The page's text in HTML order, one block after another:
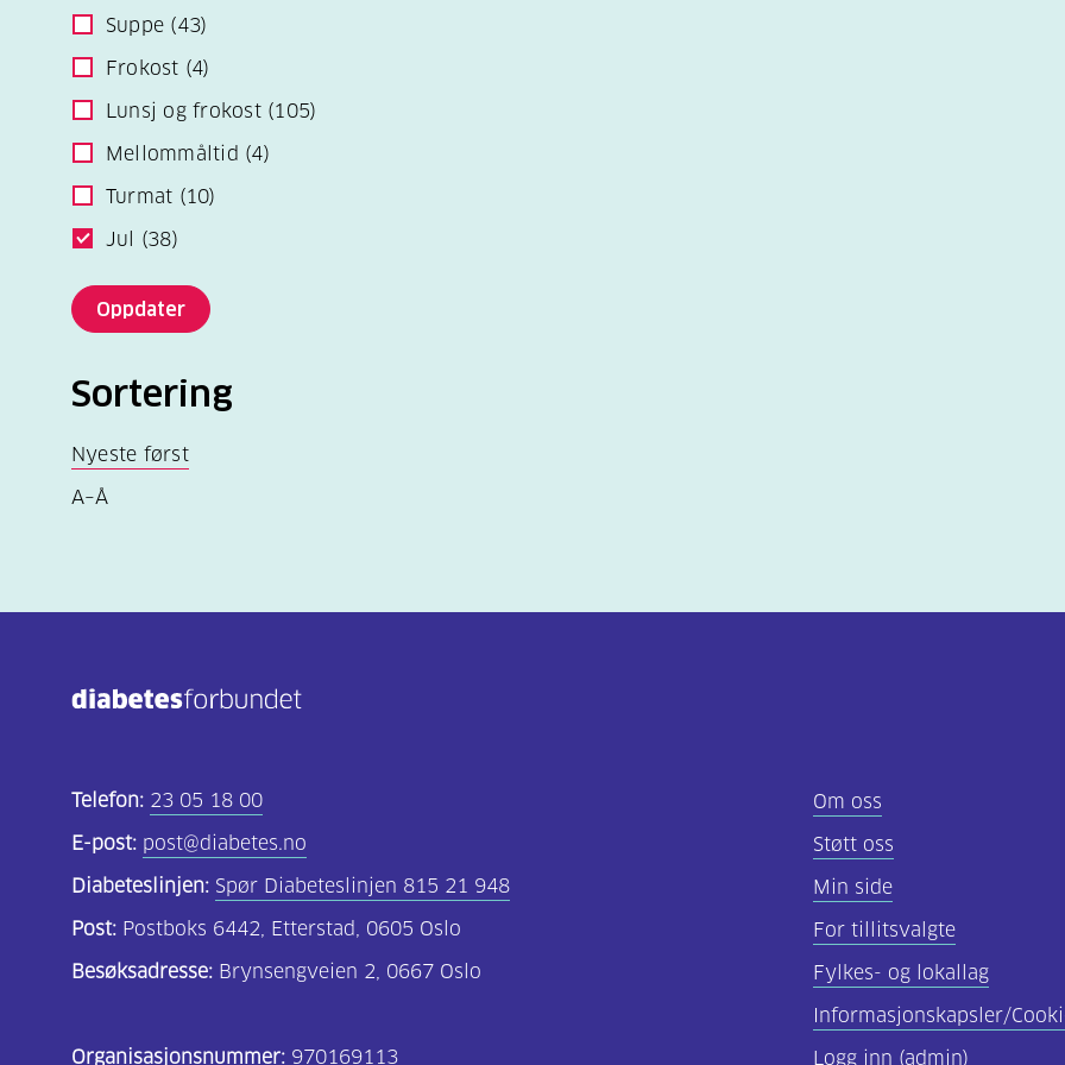
Suppe (43)
Frokost (4)
Lunsj og frokost (105)
Mellommåltid (4)
Turmat (10)
Jul (38)
Oppdater
Sortering
Nyeste først
A–Å
Telefon: 23 05 18 00
E-post: post@diabetes.no
Diabeteslinjen: Spør Diabeteslinjen 815 21 948
Post: Postboks 6442, Etterstad, 0605 Oslo
Besøksadresse: Brynsengveien 2, 0667 Oslo
Organisasjonsnummer: 970169113
Om oss
Støtt oss
Min side
For tillitsvalgte
Fylkes- og lokallag
Informasjonskapsler/
Logg inn (admin)